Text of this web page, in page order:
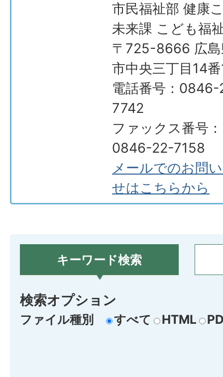
市民福祉部 健康
未来課 こども福
〒725-8666 広島
市中央三丁目14
電話番号：
7742
ファックス番号：
0846-22-7158
メールでのお問
せはこちらから
キーワード検索
検索オプション
ファイル種別 すべて HTML